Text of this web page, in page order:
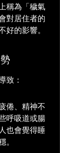
稱為「穢氣
對居住者的
好的影響。
致：
倦、精神不
呼吸道或腸
也會覺得睡
。